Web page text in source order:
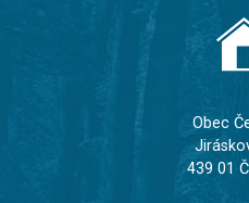
Obec
439 01